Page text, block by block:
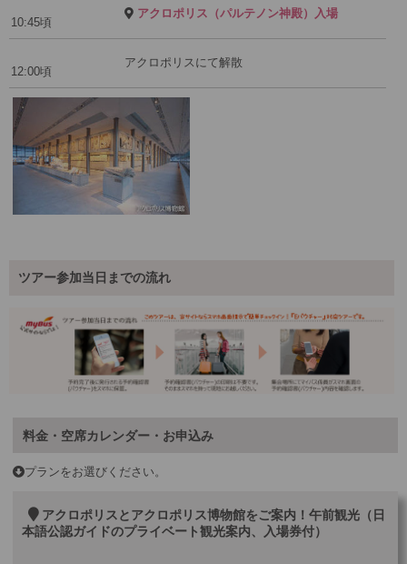
10:45頃
アクロポリス（パルテノン神殿）入場
12:00頃
アクロポリスにて解散
ツアー参加当日までの流れ
料金・空席カレンダー・お申込み
プランをお選びください。
アクロポリスとアクロポリス博物館をご案内！午前観光（日
本語公認ガイドのプライベート観光案内、入場券付）